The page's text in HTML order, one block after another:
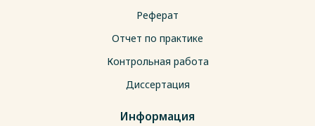
Реферат
Отчет по практике
Контрольная работа
Диссертация
Информация